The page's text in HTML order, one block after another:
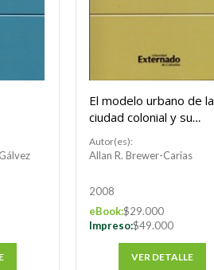
El modelo urbano de la
ciudad colonial y su
implantación en
Hispanoamérica
Autor(es):
Allan R. Brewer-Carias
2008
eBook:$29.000
Impreso:$49.000
VER DETALLE